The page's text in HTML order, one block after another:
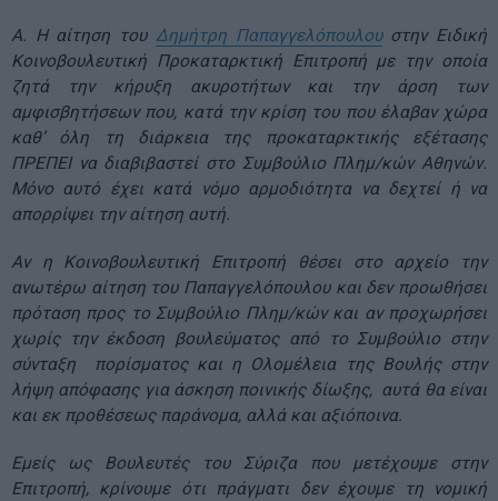
Α. Η αίτηση του Δημήτρη Παπαγγελόπουλου στην Ειδική
Κοινοβουλευτική Προκαταρκτική Επιτροπή με την οποία
ζητά την κήρυξη ακυροτήτων και την άρση των
αμφισβητήσεων που, κατά την κρίση του που έλαβαν χώρα
καθ’ όλη τη διάρκεια της προκαταρκτικής εξέτασης
ΠΡΕΠΕΙ να διαβιβαστεί στο Συμβούλιο Πλημ/κών Αθηνών.
Μόνο αυτό έχει κατά νόμο αρμοδιότητα να δεχτεί ή να
απορρίψει την αίτηση αυτή.
Αν η Κοινοβουλευτική Επιτροπή θέσει στο αρχείο την
ανωτέρω αίτηση του Παπαγγελόπουλου και δεν προωθήσει
πρόταση προς το Συμβούλιο Πλημ/κών και αν προχωρήσει
χωρίς την έκδοση βουλεύματος από το Συμβούλιο στην
σύνταξη πορίσματος και η Ολομέλεια της Βουλής στην
λήψη απόφασης για άσκηση ποινικής δίωξης, αυτά θα είναι
και εκ προθέσεως παράνομα, αλλά και αξιόποινα.
Eμείς ως Βουλευτές του Σύριζα που μετέχουμε στην
Επιτροπή, κρίνουμε ότι πράγματι δεν έχουμε τη νομική